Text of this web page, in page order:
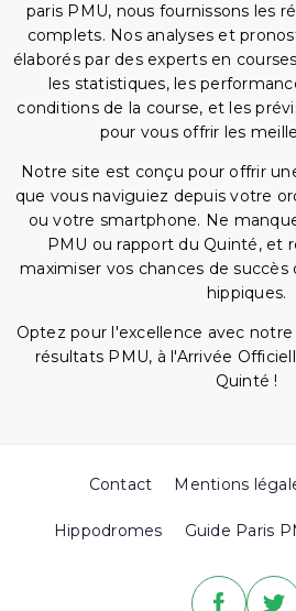
paris PMU, nous fournissons les
complets. Nos analyses et
élaborés par des experts en
les statistiques, les
conditions de la course, et les
pour vous offrir les
Notre site est conçu pour offrir
que vous naviguiez depuis votre
ou votre smartphone. Ne
PMU ou rapport du Quinté, et
maximiser vos chances de succès
hippiques.
Optez pour l'excellence avec
résultats PMU, à l'Arrivée
Quinté !
Contact Mentions
Hippodromes Guide Paris